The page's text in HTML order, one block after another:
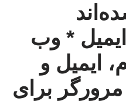
* وب‌
ایمیل و
برای